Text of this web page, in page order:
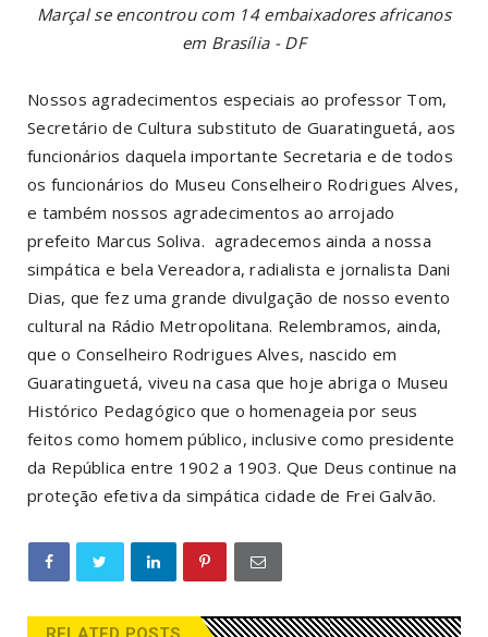
Marçal se encontrou com 14 embaixadores africanos
em Brasília - DF
Nossos agradecimentos especiais ao professor Tom,
Secretário de Cultura substituto de Guaratinguetá, aos
funcionários daquela importante Secretaria e de todos
os funcionários do Museu Conselheiro Rodrigues Alves,
e também nossos agradecimentos ao arrojado
prefeito Marcus Soliva. agradecemos ainda a nossa
simpática e bela Vereadora, radialista e jornalista Dani
Dias, que fez uma grande divulgação de nosso evento
cultural na Rádio Metropolitana. Relembramos, ainda,
que o Conselheiro Rodrigues Alves, nascido em
Guaratinguetá, viveu na casa que hoje abriga o Museu
Histórico Pedagógico que o homenageia por seus
feitos como homem público, inclusive como presidente
da República entre 1902 a 1903. Que Deus continue na
proteção efetiva da simpática cidade de Frei Galvão.